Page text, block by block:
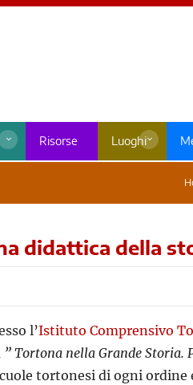
Risorse Luoghi
didattica della
l’Istituto Comprensivo
” Tortona nella Grande Storia.
tortonesi di ogni ordine